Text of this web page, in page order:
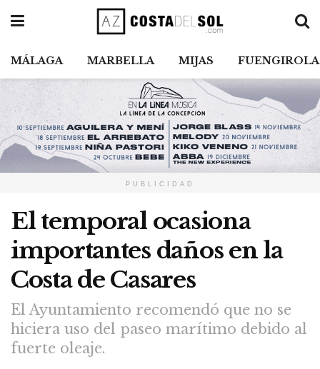
MÁLAGA MARBELLA MIJAS FUENGIROLA
PUBLICIDAD
El temporal ocasiona
importantes daños en la
Costa de Casares
El Ayuntamiento recomendó que no se
hiciera uso del paseo marítimo debido al
fuerte oleaje.